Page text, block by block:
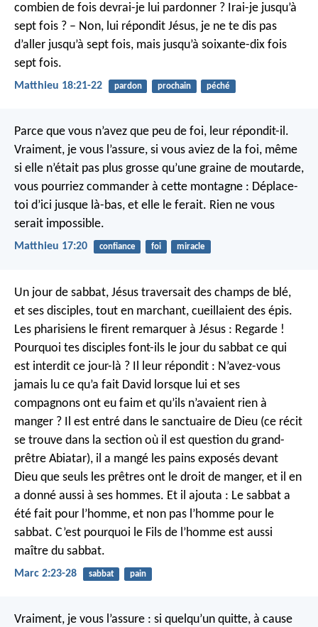
combien de fois devrai-je lui pardonner ? Irai-je jusqu’à
sept fois ? – Non, lui répondit Jésus, je ne te dis pas
d’aller jusqu’à sept fois, mais jusqu’à soixante-dix fois
sept fois.
Matthieu 18:21-22 pardon prochain péché
Parce que vous n’avez que peu de foi, leur répondit-il.
Vraiment, je vous l’assure, si vous aviez de la foi, même
si elle n’était pas plus grosse qu’une graine de moutarde,
vous pourriez commander à cette montagne : Déplace-
toi d’ici jusque là-bas, et elle le ferait. Rien ne vous
serait impossible.
Matthieu 17:20 confiance foi miracle
Un jour de sabbat, Jésus traversait des champs de blé,
et ses disciples, tout en marchant, cueillaient des épis.
Les pharisiens le firent remarquer à Jésus : Regarde !
Pourquoi tes disciples font-ils le jour du sabbat ce qui
est interdit ce jour-là ? Il leur répondit : N’avez-vous
jamais lu ce qu’a fait David lorsque lui et ses
compagnons ont eu faim et qu’ils n’avaient rien à
manger ? Il est entré dans le sanctuaire de Dieu (ce récit
se trouve dans la section où il est question du grand-
prêtre Abiatar), il a mangé les pains exposés devant
Dieu que seuls les prêtres ont le droit de manger, et il en
a donné aussi à ses hommes. Et il ajouta : Le sabbat a
été fait pour l’homme, et non pas l’homme pour le
sabbat. C’est pourquoi le Fils de l’homme est aussi
maître du sabbat.
Marc 2:23-28 sabbat pain
Vraiment, je vous l’assure : si quelqu’un quitte, à cause